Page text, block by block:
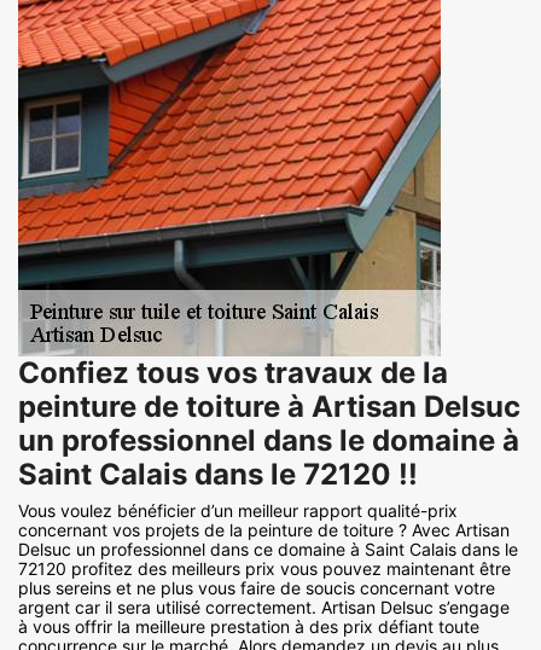
Confiez tous vos travaux de la
peinture de toiture à Artisan Delsuc
un professionnel dans le domaine à
Saint Calais dans le 72120 !!
Vous voulez bénéficier d’un meilleur rapport qualité-prix
concernant vos projets de la peinture de toiture ? Avec Artisan
Delsuc un professionnel dans ce domaine à Saint Calais dans le
72120 profitez des meilleurs prix vous pouvez maintenant être
plus sereins et ne plus vous faire de soucis concernant votre
argent car il sera utilisé correctement. Artisan Delsuc s’engage
à vous offrir la meilleure prestation à des prix défiant toute
concurrence sur le marché. Alors demandez un devis au plus